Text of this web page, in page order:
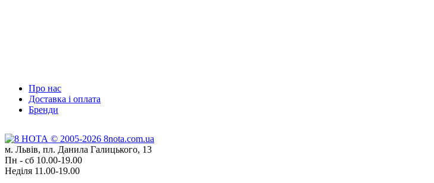
Про нас
Доставка і оплата
Бренди
м. Львів, пл. Данила Галицького, 13
Пн - сб 10.00-19.00
Неділя 11.00-19.00